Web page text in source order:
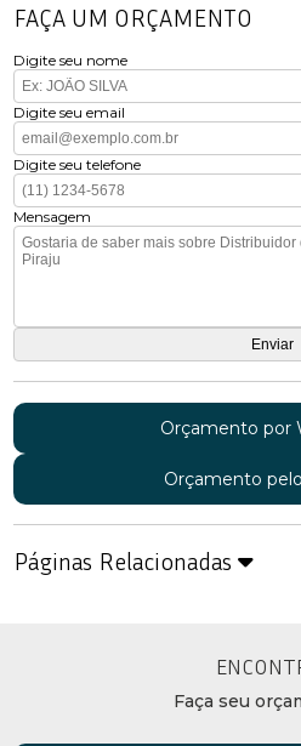
FAÇA UM ORÇAMENTO
Digite seu nome
Digite seu email
Digite seu telefone
Mensagem
Orçamento por
Orçamento
Páginas Relacionadas
Faça seu